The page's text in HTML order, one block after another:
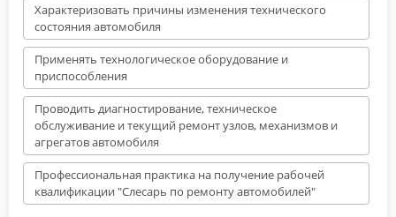
Характеризовать причины изменения технического
состояния автомобиля
Применять технологическое оборудование и
приспособления
Проводить диагностирование, техническое
обслуживание и текущий ремонт узлов, механизмов и
агрегатов автомобиля
Профессиональная практика на получение рабочей
квалификации "Слесарь по ремонту автомобилей"